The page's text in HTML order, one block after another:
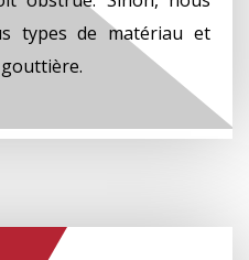
types de matériau et